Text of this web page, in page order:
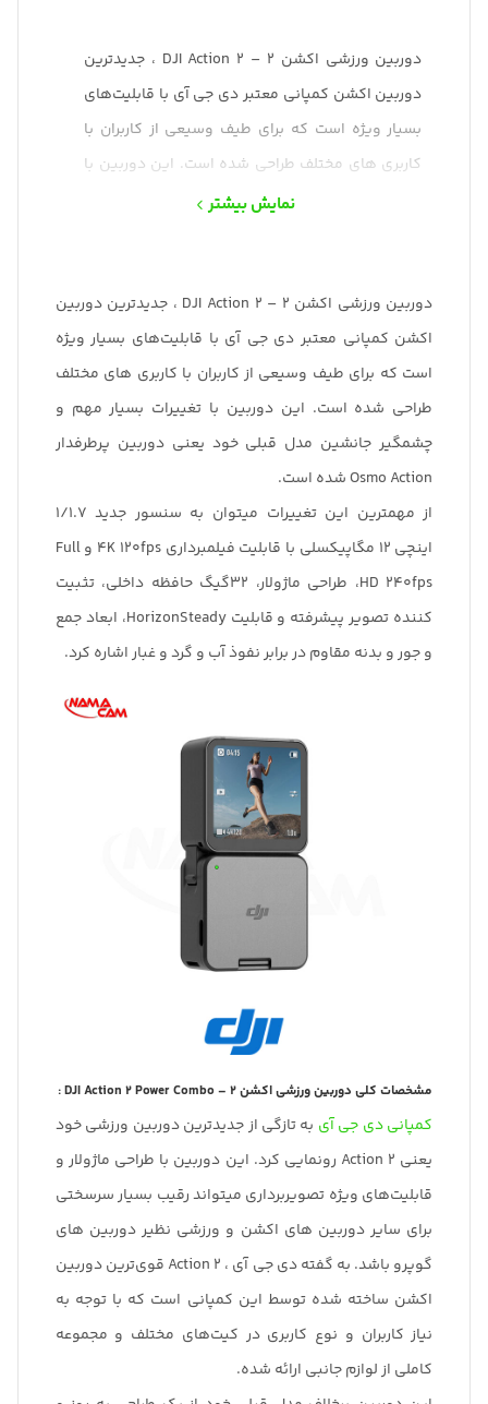
دوربین ورزشی اکشن ۲ – DJI Action 2 ، جدیدترین
دوربین اکشن کمپانی معتبر دی جی آی با قابلیت‌های
بسیار ویژه است که برای طیف وسیعی از کاربران با
کاربری های مختلف طراحی شده است. این دوربین با
تغییرات بسیار مهم و چشمگیر جانشین مدل قبلی
نمایش بیشتر
دوربین ورزشی اکشن ۲ – DJI Action 2 ، جدیدترین دوربین
اکشن کمپانی معتبر دی جی آی با قابلیت‌های بسیار ویژه
است که برای طیف وسیعی از کاربران با کاربری های مختلف
طراحی شده است. این دوربین با تغییرات بسیار مهم و
چشمگیر جانشین مدل قبلی خود یعنی دوربین پرطرفدار
Osmo Action شده است.
از مهمترین این تغییرات میتوان به سنسور جدید 1/1.7
اینچی 12 مگاپیکسلی با قابلیت فیلمبرداری 4K 120fps و Full
HD 240fps، طراحی ماژولار، 32گیگ حافظه داخلی، تثبیت
کننده تصویر پیشرفته و قابلیت HorizonSteady، ابعاد جمع
و جور و بدنه مقاوم در برابر نفوذ آب و گرد و غبار اشاره کرد.
مشخصات کلی دوربین ورزشی اکشن ۲ – DJI Action 2 Power Combo :
کمپانی دی جی آی به تازگی از جدیدترین دوربین ورزشی خود
یعنی Action 2 رونمایی کرد. این دوربین با طراحی ماژولار و
قابلیت‌های ویژه تصویربرداری میتواند رقیب بسیار سرسختی
برای سایر دوربین های اکشن و ورزشی نظیر دوربین های
گوپرو باشد. به گفته دی جی آی ، Action 2 قوی‌ترین دوربین
اکشن ساخته شده توسط این کمپانی است که با توجه به
نیاز کاربران و نوع کاربری در کیت‌های مختلف و مجموعه
کاملی از لوازم جانبی ارائه شده.